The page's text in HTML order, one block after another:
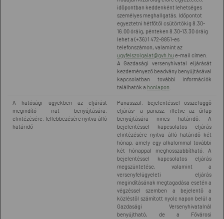
időpontban keddenként lehetséges
személyes meghallgatás. Időpontot
egyeztetni hétfőtől csütörtökig 8.30-
16.00 óráig, pénteken 8.30-13.30 óráig
lehet a (+36) 1 472-8851-es
telefonszámon, valamint az
ugyfelszolgalat@gvh.hu e-mail címen.
A Gazdasági versenyhivatal eljárását
kezdeményező beadvány benyújtásával
kapcsolatban további információk
találhatók a honlapon
A hatósági ügyekben az eljárást
megindító irat benyújtására,
elintézésére, fellebbezésére nyitva álló
határidő
Panasszal, bejelentéssel összefüggő
eljárás: a panasz, illetve az űrlap
benyújtására nincs határidő. A
bejelentéssel kapcsolatos eljárás
elintézésére nyitva álló határidő két
hónap, amely egy alkalommal további
két hónappal meghosszabbítható. A
bejelentéssel kapcsolatos eljárás
megszüntetése, valamint a
versenyfelügyeleti eljárás
megindításának megtagadása esetén a
végzéssel szemben a bejelentő a
közléstől számított nyolc napon belül a
Gazdasági Versenyhivatalnál
benyújtható, de a Fővárosi